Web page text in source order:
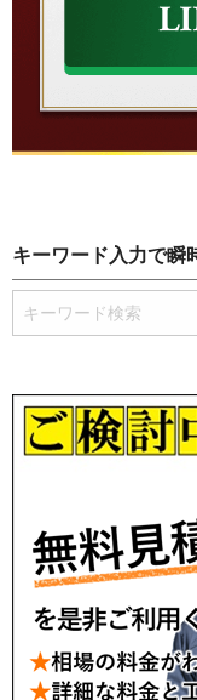
キーワード入力で瞬